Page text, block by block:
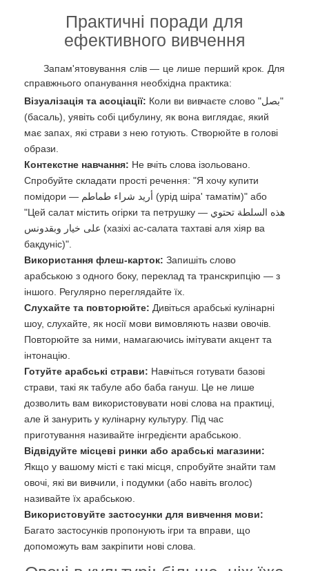
Практичні поради для
ефективного вивчення
Запам'ятовування слів — це лише перший крок. Для
справжнього опанування необхідна практика:
Візуалізація та асоціації: Коли ви вивчаєте слово "بصل"
(басаль), уявіть собі цибулину, як вона виглядає, який
має запах, які страви з нею готують. Створюйте в голові
образи.
Контекстне навчання: Не вчіть слова ізольовано.
Спробуйте складати прості речення: "Я хочу купити
помідори — أريد شراء طماطم (урід шіра' таматім)" або
"Цей салат містить огірки та петрушку — هذه السلطة تحتوي
على خيار وبقدونس (хазіхі ас-салата тахтаві аля хіяр ва
бакдуніс)".
Використання флеш-карток: Запишіть слово
арабською з одного боку, переклад та транскрипцію — з
іншого. Регулярно переглядайте їх.
Слухайте та повторюйте: Дивіться арабські кулінарні
шоу, слухайте, як носії мови вимовляють назви овочів.
Повторюйте за ними, намагаючись імітувати акцент та
інтонацію.
Готуйте арабські страви: Навчіться готувати базові
страви, такі як табуле або баба гануш. Це не лише
дозволить вам використовувати нові слова на практиці,
але й занурить у кулінарну культуру. Під час
приготування називайте інгредієнти арабською.
Відвідуйте місцеві ринки або арабські магазини:
Якщо у вашому місті є такі місця, спробуйте знайти там
овочі, які ви вивчили, і подумки (або навіть вголос)
називайте їх арабською.
Використовуйте застосунки для вивчення мови:
Багато застосунків пропонують ігри та вправи, що
допоможуть вам закріпити нові слова.